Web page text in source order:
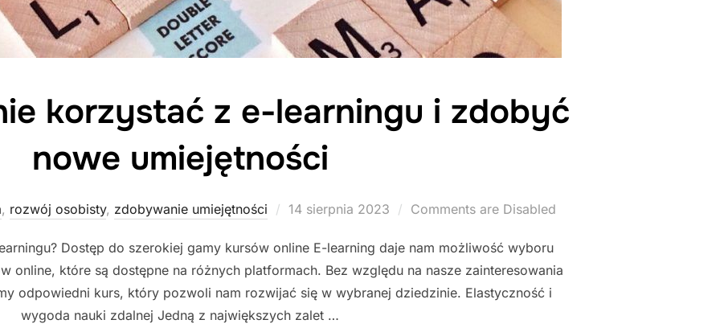
korzystać z e-learningu i zdobyć
nowe umiejętności
, rozwój osobisty, zdobywanie umiejętności
Posted
14 sierpnia 2023 Comments are Disabled
Dostęp do szerokiej gamy kursów online E-learning daje nam możliwość wyboru
online, które są dostępne na różnych platformach. Bez względu na nasze zainteresowania
odpowiedni kurs, który pozwoli nam rozwijać się w wybranej dziedzinie. Elastyczność i
wygoda nauki zdalnej Jedną z największych zalet …